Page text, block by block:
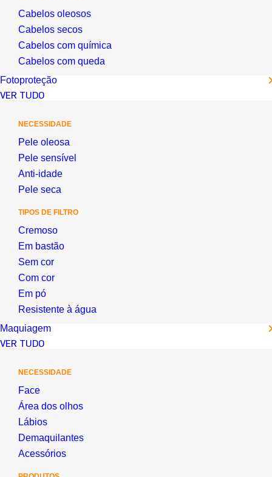
Cabelos oleosos
Cabelos secos
Cabelos com química
Cabelos com queda
Fotoproteção
VER TUDO
NECESSIDADE
Pele oleosa
Pele sensível
Anti-idade
Pele seca
TIPOS DE FILTRO
Cremoso
Em bastão
Sem cor
Com cor
Em pó
Resistente à água
Maquiagem
VER TUDO
NECESSIDADE
Face
Área dos olhos
Lábios
Demaquilantes
Acessórios